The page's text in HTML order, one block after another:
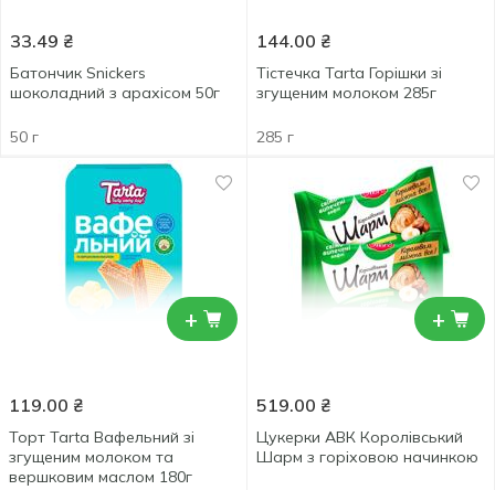
33.49 ₴
Батончик Snickers
шоколадний з арахісом 50г
50 г
144.00 ₴
Тістечка Tarta Горішки зі
згущеним молоком 285г
285 г
+
119.00 ₴
Торт Tarta Вафельний зі
згущеним молоком та
вершковим маслом 180г
+
519.00 ₴
Цукерки АВК Королівський
Шарм з горіховою начинкою